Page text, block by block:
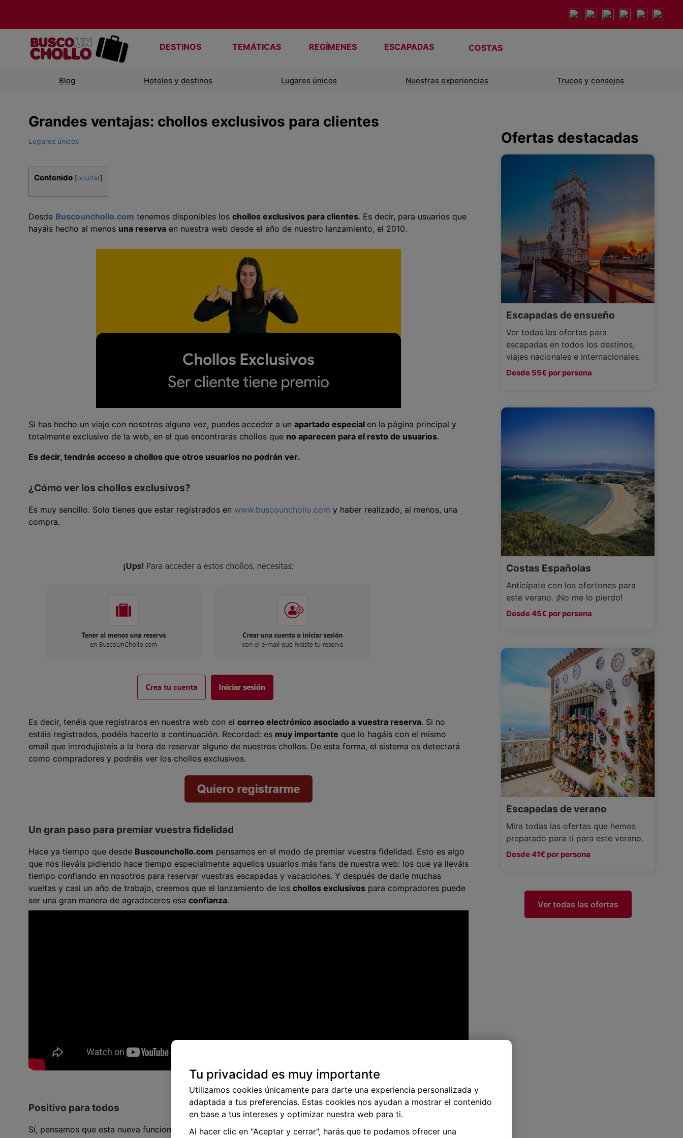
DESTINOS TEMÁTICAS REGÍMENES ESCAPADAS COSTAS
Blog Hoteles y destinos Lugares únicos Nuestras experiencias Trucos y consejos
Grandes ventajas: chollos exclusivos para clientes
Lugares únicos
Contenido [ocultar]
Desde Buscounchollo.com tenemos disponibles los chollos exclusivos para clientes. Es decir, para usuarios que
hayáis hecho al menos una reserva en nuestra web desde el año de nuestro lanzamiento, el 2010.
Si has hecho un viaje con nosotros alguna vez, puedes acceder a un apartado especial en la página principal y
totalmente exclusivo de la web, en el que encontrarás chollos que no aparecen para el resto de usuarios.
Es decir, tendrás acceso a chollos que otros usuarios no podrán ver.
¿Cómo ver los chollos exclusivos?
Es muy sencillo. Solo tienes que estar registrados en www.buscounchollo.com y haber realizado, al menos, una
compra.
Es decir, tenéis que registraros en nuestra web con el correo electrónico asociado a vuestra reserva. Si no
estáis registrados, podéis hacerlo a continuación. Recordad: es muy importante que lo hagáis con el mismo
email que introdujisteis a la hora de reservar alguno de nuestros chollos. De esta forma, el sistema os detectará
como compradores y podréis ver los chollos exclusivos.
Un gran paso para premiar vuestra fidelidad
Hace ya tiempo que desde Buscounchollo.com pensamos en el modo de premiar vuestra fidelidad. Esto es algo
que nos lleváis pidiendo hace tiempo especialmente aquellos usuarios más fans de nuestra web: los que ya lleváis
tiempo confiando en nosotros para reservar vuestras escapadas y vacaciones. Y después de darle muchas
vueltas y casi un año de trabajo, creemos que el lanzamiento de los chollos exclusivos para compradores puede
ser una gran manera de agradeceros esa confianza.
Positivo para todos
Sí, pensamos que esta nueva funcionalidad es algo muy bueno para todos: para vosotros, para nuestros
Ofertas destacadas
Escapadas de ensueño
Ver todas las ofertas para
escapadas en todos los destinos,
viajes nacionales e internacionales.
Desde 55€ por persona
Costas Españolas
Anticípate con los ofertones para
este verano. ¡No me lo pierdo!
Desde 45€ por persona
Escapadas de verano
Mira todas las ofertas que hemos
preparado para ti para este verano.
Desde 41€ por persona
Ver todas las ofertas
Tu privacidad es muy importante
Utilizamos cookies únicamente para darte una experiencia personalizada y
adaptada a tus preferencias. Estas cookies nos ayudan a mostrar el contenido
en base a tus intereses y optimizar nuestra web para ti.
Al hacer clic en "Aceptar y cerrar", harás que te podamos ofrecer una